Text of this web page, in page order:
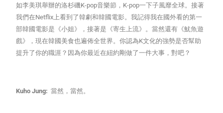
如李美琪舉辦的洛杉磯K-pop音樂節，K-pop一下子風靡全球。接著
我們在Netflix上看到了韓劇和韓國電影。我記得我在國外看的第一
部韓國電影是《小姐》，接著是《寄生上流》。當然還有《魷魚遊
戲》，現在韓國美食也遍佈全世界。你認為K文化的強勢是否幫助
提升了你的職涯？因為你最近在紐約剛做了一件大事，對吧？
Kuho Jung: 當然，當然。